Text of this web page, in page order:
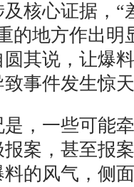
核心证据，“
的地方作出明
其说，让爆
事件发生惊
一些可能牵
案，甚至报
的风气，侧